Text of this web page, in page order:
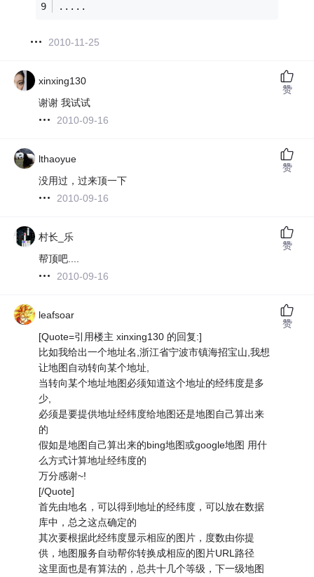
.....
2010-11-25
xinxing130
谢谢 我试试
2010-09-16
赞
lthaoyue
没用过，过来顶一下
2010-09-16
赞
村长_乐
帮顶吧....
2010-09-16
赞
leafsoar
[Quote=引用楼主 xinxing130 的回复:]
比如我给出一个地址名,浙江省宁波市镇海招宝山,我想
让地图自动转向某个地址,
当转向某个地址地图必须知道这个地址的经纬度是多
少,
必须是要提供地址经纬度给地图还是地图自己算出来
的
假如是地图自己算出来的bing地图或google地图 用什
么方式计算地址经纬度的
万分感谢~!
[/Quote]
首先由地名，可以得到地址的经纬度，可以放在数据
库中，总之这点确定的
其次要根据此经纬度显示相应的图片，度数由你提
供，地图服务自动帮你转换成相应的图片URL路径
这里面也是有算法的，总共十几个等级，下一级地图
赞